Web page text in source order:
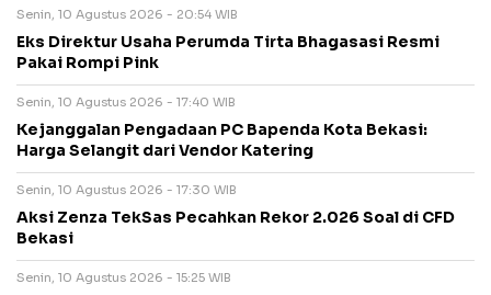
Senin, 10 Agustus 2026 - 20:54 WIB
Eks Direktur Usaha Perumda Tirta Bhagasasi Resmi
Pakai Rompi Pink
Senin, 10 Agustus 2026 - 17:40 WIB
Kejanggalan Pengadaan PC Bapenda Kota Bekasi:
Harga Selangit dari Vendor Katering
Senin, 10 Agustus 2026 - 17:30 WIB
Aksi Zenza TekSas Pecahkan Rekor 2.026 Soal di CFD
Bekasi
Senin, 10 Agustus 2026 - 15:25 WIB